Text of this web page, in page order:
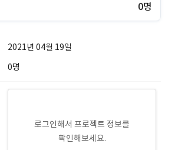
0명
2021년 04월 19일
0명
로그인해서 프로젝트 정보를
확인해보세요.